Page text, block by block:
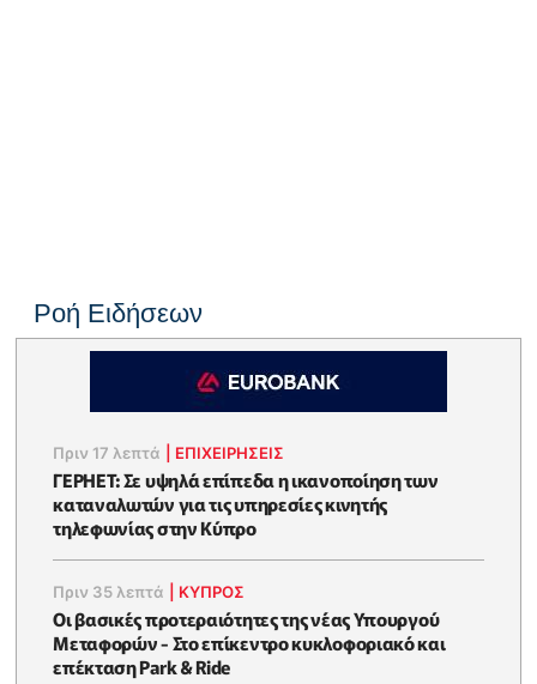
Ροή Ειδήσεων
Πριν 17 λεπτά ΕΠΙΧΕΙΡΉΣΕΙΣ
ΓΕΡΗΕΤ: Σε υψηλά επίπεδα η ικανοποίηση των
καταναλωτών για τις υπηρεσίες κινητής
τηλεφωνίας στην Κύπρο
Πριν 35 λεπτά ΚΥΠΡΟΣ
Οι βασικές προτεραιότητες της νέας Υπουργού
Μεταφορών - Στο επίκεντρο κυκλοφοριακό και
επέκταση Park & Ride